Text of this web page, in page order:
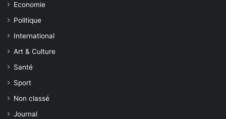
Economie
Politique
International
Art & Culture
Santé
Sport
Non classé
Journal